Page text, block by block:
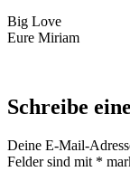
Big Love
Eure Miriam
Schreibe
Deine E-Mail-
Felder sind mit *